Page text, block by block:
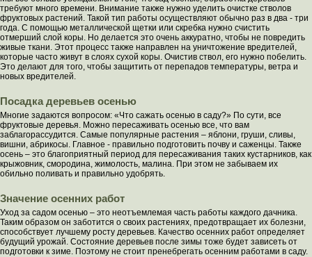
требуют много времени. Внимание также нужно уделить очистке стволов
фруктовых растений. Такой тип работы осуществляют обычно раз в два - три
года. С помощью металлической щетки или скребка нужно счистить
отмерший слой коры. Но делается это очень аккуратно, чтобы не повредить
живые ткани. Этот процесс также направлен на уничтожение вредителей,
которые часто живут в слоях сухой коры. Очистив ствол, его нужно побелить.
Это делают для того, чтобы защитить от перепадов температуры, ветра и
новых вредителей.
Посадка деревьев осенью
Многие задаются вопросом: «Что сажать осенью в саду?» По сути, все
фруктовые деревья. Можно пересаживать осенью все, что вам
заблагорассудится. Самые популярные растения – яблони, груши, сливы,
вишни, абрикосы. Главное - правильно подготовить почву и саженцы. Также
осень – это благоприятный период для пересаживания таких кустарников, как
крыжовник, смородина, жимолость, малина. При этом не забываем их
обильно поливать и правильно удобрять.
Значение осенних работ
Уход за садом осенью – это неотъемлемая часть работы каждого дачника.
Таким образом он заботится о своих растениях, предотвращает их болезни,
способствует лучшему росту деревьев. Качество осенних работ определяет
будущий урожай. Состояние деревьев после зимы тоже будет зависеть от
подготовки к зиме. Поэтому не стоит пренебрегать осенним работами в саду.